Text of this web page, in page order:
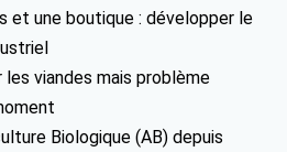
et une boutique : développer le
les viandes mais problème
Biologique (AB) depuis